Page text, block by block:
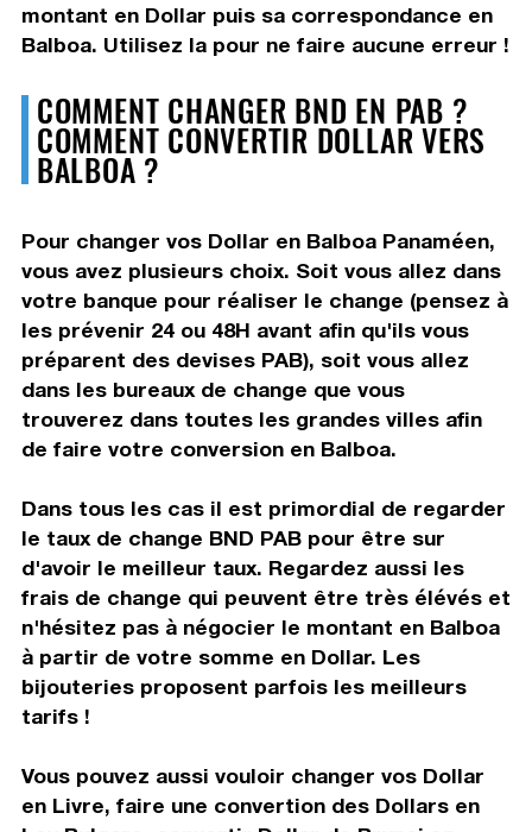
montant en Dollar puis sa correspondance en
Balboa. Utilisez la pour ne faire aucune erreur !
COMMENT CHANGER BND EN PAB ?
COMMENT CONVERTIR DOLLAR VERS
BALBOA ?
Pour changer vos Dollar en Balboa Panaméen,
vous avez plusieurs choix. Soit vous allez dans
votre banque pour réaliser le change (pensez à
les prévenir 24 ou 48H avant afin qu'ils vous
préparent des devises PAB), soit vous allez
dans les bureaux de change que vous
trouverez dans toutes les grandes villes afin
de faire votre conversion en Balboa.
Dans tous les cas il est primordial de regarder
le taux de change BND PAB pour être sur
d'avoir le meilleur taux. Regardez aussi les
frais de change qui peuvent être très élévés et
n'hésitez pas à négocier le montant en Balboa
à partir de votre somme en Dollar. Les
bijouteries proposent parfois les meilleurs
tarifs !
Vous pouvez aussi vouloir changer vos Dollar
en Livre, faire une convertion des Dollars en